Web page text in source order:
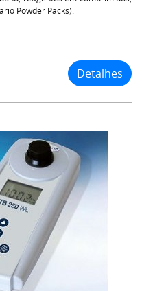
Powder Packs).
Detalhes